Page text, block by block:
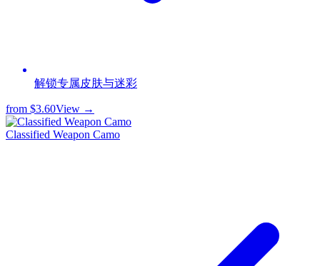
解锁专属皮肤与迷彩
from $3.60View →
Classified Weapon Camo